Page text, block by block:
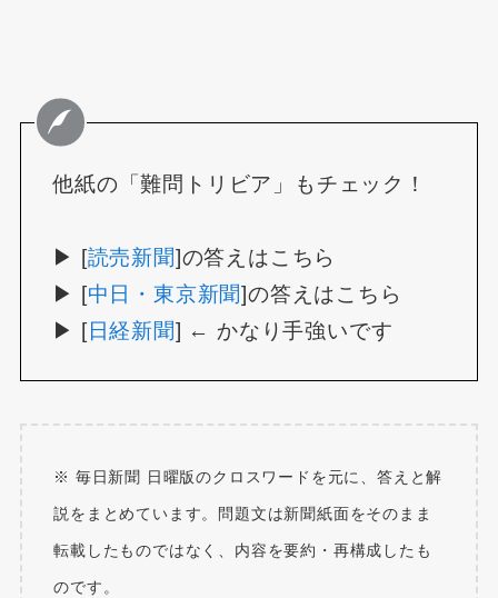
他紙の「難問トリビア」もチェック！
▶ [読売新聞]の答えはこちら
▶ [中日・東京新聞]の答えはこちら
▶ [日経新聞] ← かなり手強いです
※ 毎日新聞 日曜版のクロスワードを元に、答えと解
説をまとめています。問題文は新聞紙面をそのまま
転載したものではなく、内容を要約・再構成したも
のです。